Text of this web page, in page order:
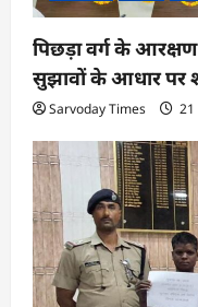
पिछड़ा वर्ग के आरक्षण
सुझावों के आधार पर
Sarvoday Times 21